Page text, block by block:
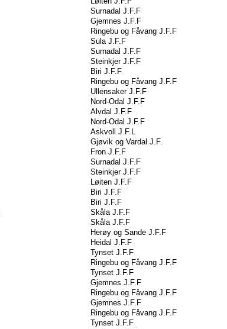
Surnadal J.F.F
Gjemnes J.F.F
Ringebu og Fåvang J.F.F
Sula J.F.F
Surnadal J.F.F
Steinkjer J.F.F
Biri J.F.F
Ringebu og Fåvang J.F.F
Ullensaker J.F.F
Nord-Odal J.F.F
Alvdal J.F.F
Nord-Odal J.F.F
Askvoll J.F.L
Gjøvik og Vardal J.F.
Fron J.F.F
Surnadal J.F.F
Steinkjer J.F.F
Løiten J.F.F
Biri J.F.F
Biri J.F.F
Skåla J.F.F
Skåla J.F.F
Herøy og Sande J.F.F
Heidal J.F.F
Tynset J.F.F
Ringebu og Fåvang J.F.F
Tynset J.F.F
Gjemnes J.F.F
Ringebu og Fåvang J.F.F
Gjemnes J.F.F
Ringebu og Fåvang J.F.F
Tynset J.F.F